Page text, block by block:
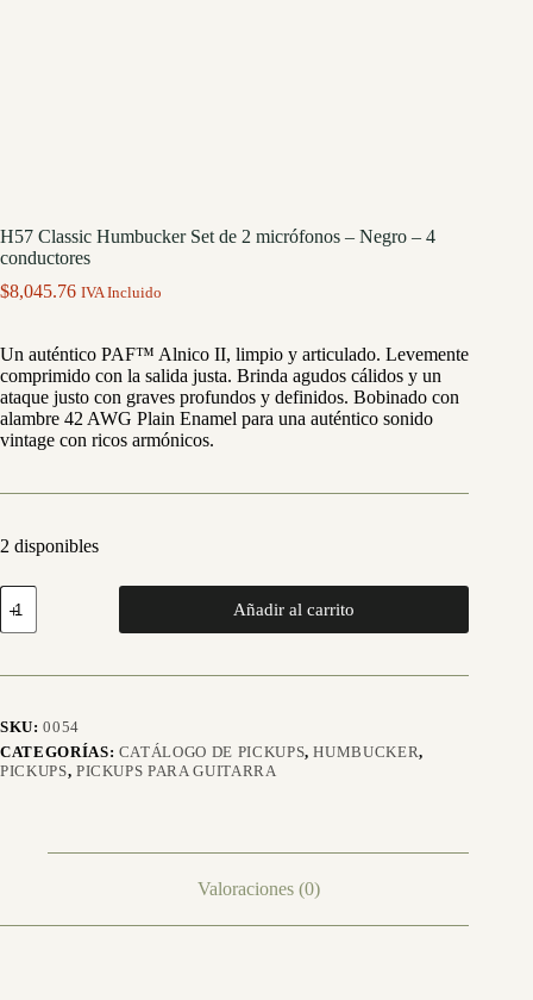
H57 Classic Humbucker Set de 2 micrófonos – Negro – 4
conductores
$8,045.76 IVA Incluido
Un auténtico PAF™ Alnico II, limpio y articulado. Levemente
comprimido con la salida justa. Brinda agudos cálidos y un
ataque justo con graves profundos y definidos. Bobinado con
alambre 42 AWG Plain Enamel para una auténtico sonido
vintage con ricos armónicos.
2 disponibles
H57
Classic
Humbucker
de
-
Negro
-
Añadir al carrito
SKU:0054
CATEGORÍAS: CATÁLOGO DE PICKUPS,HUMBUCKER,
PICKUPS, PICKUPS PARA GUITARRA
Valoraciones (0)